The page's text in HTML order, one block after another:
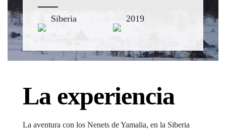
Siberia 2019
La experiencia
La aventura con los Nenets de Yamalia, en la Siberia